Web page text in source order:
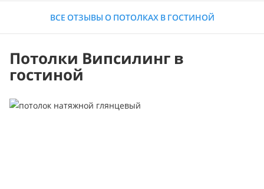
ВСЕ ОТЗЫВЫ О ПОТОЛКАХ В ГОСТИНОЙ
Потолки Випсилинг в
гостиной